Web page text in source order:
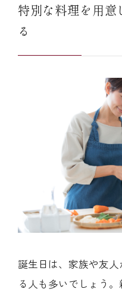
特別な料理を用
る
誕生日は、家族や友
る人も多いでしょう